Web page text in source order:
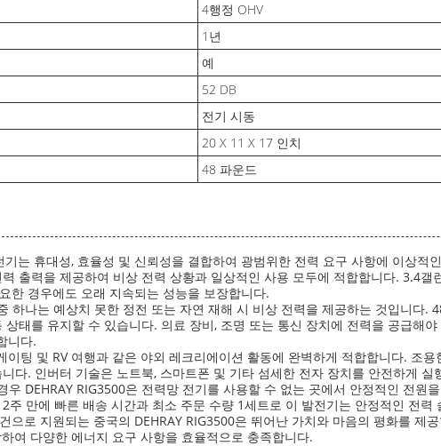
4행정 OHV
1년
예
52 DB
전기 시동
20 X 11 X 17 인치
48 파운드
기는 휴대성, 효율성 및 신뢰성을 결합하여 광범위한 전력 요구 사항에 이상
출력을 제공하여 비상 전력 상황과 일상적인 사용 모두에 적합합니다. 3.4
한 경우에도 오래 지속되는 성능을 보장합니다.
하나는 예상치 못한 정전 또는 자연 재해 시 비상 전력을 제공하는 것입니다
태를 유지할 수 있습니다. 의료 장비, 조명 또는 통신 장치에 전력을 공급해
니다.
이팅 및 RV 여행과 같은 야외 레크리에이션 활동에 완벽하게 적합합니다. 조
다. 인버터 기술은 노트북, 스마트폰 및 기타 섬세한 전자 장치를 안전하게
우 DEHRAY RIG3500은 전력망 전기를 사용할 수 없는 곳에서 안정적인 전
주 만에 빠른 배송 시간과 최소 주문 수량 1세트로 이 발전기는 안정적인 전
으로 지원되는 중국의 DEHRAY RIG3500은 뛰어난 가치와 마음의 평화를 제
여 다양한 에너지 요구 사항을 효율적으로 충족합니다.